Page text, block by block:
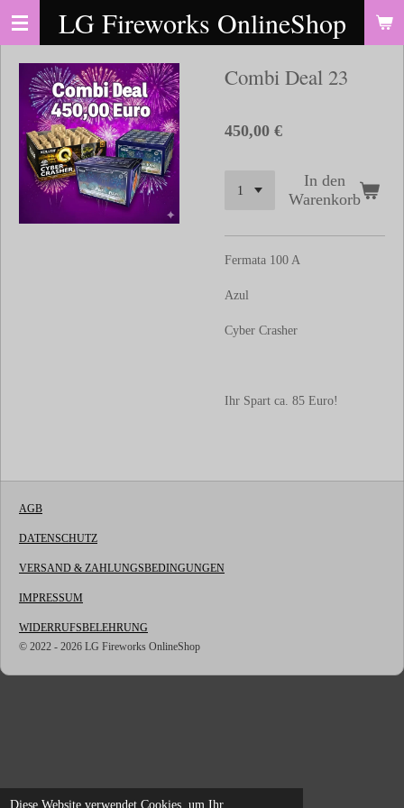
Diese Website verwendet Cookies, um Ihr
Zum
springen
LG Fireworks OnlineShop
Combi Deal 23
450,00 €
In den
Warenkorb
Fermata 100 A
Azul
Cyber Crasher
Ihr Spart ca. 85 Euro!
AGB
DATENSCHUTZ
VERSAND & ZAHLUNGSBEDINGUNGEN
IMPRESSUM
WIDERRUFSBELEHRUNG
© 2022 - 2026 LG Fireworks OnlineShop